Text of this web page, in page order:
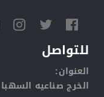
للتواصل
:العنوان
الخرج صناعيه السهبا